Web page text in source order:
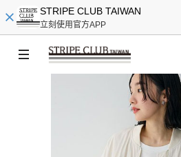
STRIPE CLUB TAIWAN
立刻使用官方APP